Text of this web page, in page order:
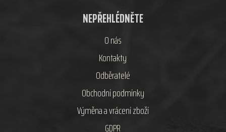
NEPŘEHLÉDNĚTE
O nás
Kontakty
Odběratelé
Obchodní podmínky
Výměna a vrácení zboží
GDPR